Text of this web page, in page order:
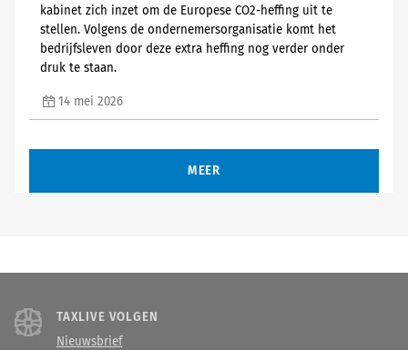
kabinet zich inzet om de Europese CO2-heffing uit te
stellen. Volgens de ondernemersorganisatie komt het
bedrijfsleven door deze extra heffing nog verder onder
druk te staan.
14 mei 2026
MEER
TAXLIVE VOLGEN
Nieuwsbrief